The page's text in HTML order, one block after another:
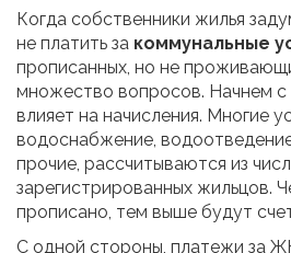
Когда собственники жилья
не платить за коммунальные
прописанных, но не
множество вопросов. Начнем с
влияет на начисления. Многие
водоснабжение,
прочие, рассчитываются из
зарегистрированных жильцов.
прописано, тем выше будут
С одной стороны, платежи за